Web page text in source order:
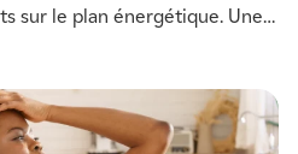
sur le plan énergétique. Une
si un logement est conçu
caniculaires.